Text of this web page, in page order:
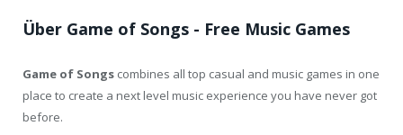
Über Game of Songs - Free Music Games
Game of Songs combines all top casual and music games in one
place to create a next level music experience you have never got
before.